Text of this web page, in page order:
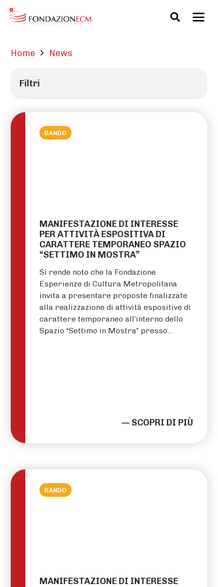
Home News
Filtri
BANDO
MANIFESTAZIONE DI INTERESSE
PER ATTIVITÀ ESPOSITIVA DI
CARATTERE TEMPORANEO SPAZIO
“SETTIMO IN MOSTRA”
Si rende noto che la Fondazione
Esperienze di Cultura Metropolitana
invita a presentare proposte finalizzate
alla realizzazione di attività espositive di
carattere temporaneo all’interno dello
Spazio “Settimo in Mostra” presso…
— SCOPRI DI PIÙ
BANDO
MANIFESTAZIONE DI INTERESSE